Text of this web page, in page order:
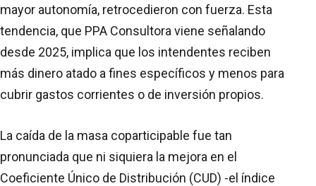
mayor autonomía, retrocedieron con fuerza. Esta
tendencia, que PPA Consultora viene señalando
desde 2025, implica que los intendentes reciben
más dinero atado a fines específicos y menos para
cubrir gastos corrientes o de inversión propios.
La caída de la masa coparticipable fue tan
pronunciada que ni siquiera la mejora en el
Coeficiente Único de Distribución (CUD) -el índice